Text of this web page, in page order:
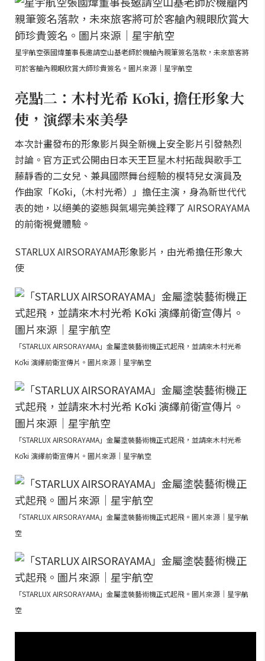
星宇航空張國煒董事長邀請空山基老師於機艙內親筆簽名落款，未來旅客將
可於客艙內親眼欣賞大師珍貴簽名。圖片來源｜星宇航空
亮點二：木村光希 Kōki, 擔任形象大
使，演繹未來美學
本次計畫發布的形象影片與全新機上安全影片引發熱烈
討論。官方正式公開由日本天王巨星木村拓哉與歌手工
藤靜香的二女兒、兼具國際舞台經驗的模特兒女演員及
作曲家「Kōki,（木村光希）」擔任主演，身為新世代代
表的她，以絕美的姿態與氣場完美詮釋了 AIRSORAYAMA
的前衛視覺體驗。
STARLUX AIRSORAYAMA形象影片，由光希擔任形象大
使
「STARLUX AIRSORAYAMA」金屬塗裝藝術機正式起飛，並請來木村光希
Kōki 演繹前衛宣傳片。圖片來源｜星宇航空
「STARLUX AIRSORAYAMA」金屬塗裝藝術機正式起飛，並請來木村光希
Kōki 演繹前衛宣傳片。圖片來源｜星宇航空
「STARLUX AIRSORAYAMA」金屬塗裝藝術機正式起飛。圖片來源｜星宇航
空
「STARLUX AIRSORAYAMA」金屬塗裝藝術機正式起飛。圖片來源｜星宇航
空